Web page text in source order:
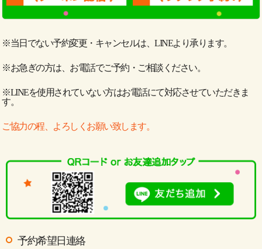
※当日でない予約変更・キャンセルは、LINEより承ります。
※お急ぎの方は、お電話でご予約・ご相談ください。
※LINEを使用されていない方はお電話にて対応させていただきま
す。
ご協力の程、よろしくお願い致します。
予約希望日連絡